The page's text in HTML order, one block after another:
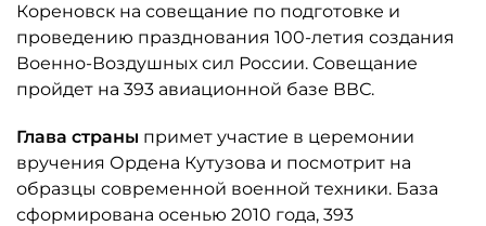
Кореновск на совещание по подготовке и
проведению празднования 100-летия создания
Военно-Воздушных сил России. Совещание
пройдет на 393 авиационной базе ВВС.
Глава страны примет участие в церемонии
вручения Ордена Кутузова и посмотрит на
образцы современной военной техники. База
сформирована осенью 2010 года, 393